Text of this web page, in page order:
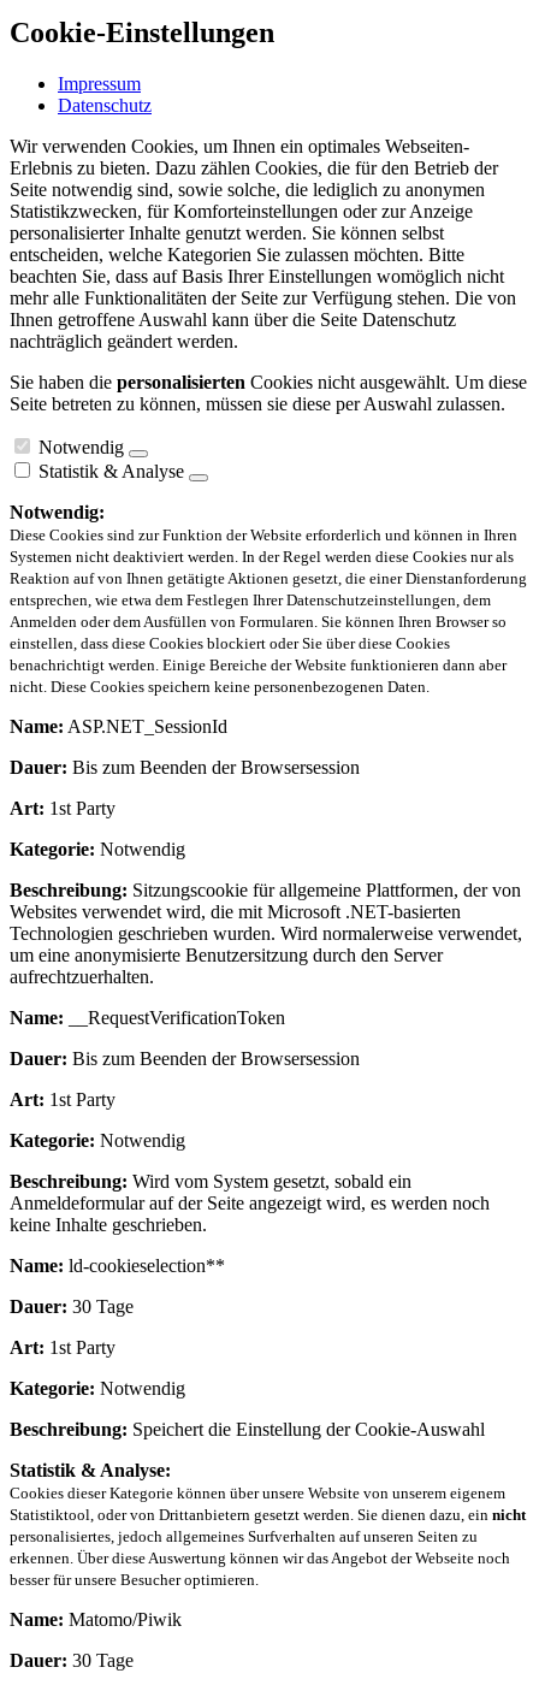
Cookie-Einstellungen
Impressum
Datenschutz
Wir verwenden Cookies, um Ihnen ein optimales Webseiten-
Erlebnis zu bieten. Dazu zählen Cookies, die für den Betrieb der
Seite notwendig sind, sowie solche, die lediglich zu anonymen
Statistikzwecken, für Komforteinstellungen oder zur Anzeige
personalisierter Inhalte genutzt werden. Sie können selbst
entscheiden, welche Kategorien Sie zulassen möchten. Bitte
beachten Sie, dass auf Basis Ihrer Einstellungen womöglich nicht
mehr alle Funktionalitäten der Seite zur Verfügung stehen. Die von
Ihnen getroffene Auswahl kann über die Seite Datenschutz
nachträglich geändert werden.
Sie haben die personalisierten Cookies nicht ausgewählt. Um diese
Seite betreten zu können, müssen sie diese per Auswahl zulassen.
Notwendig
Statistik & Analyse
Notwendig:
Diese Cookies sind zur Funktion der Website erforderlich und können in Ihren
Systemen nicht deaktiviert werden. In der Regel werden diese Cookies nur als
Reaktion auf von Ihnen getätigte Aktionen gesetzt, die einer Dienstanforderung
entsprechen, wie etwa dem Festlegen Ihrer Datenschutzeinstellungen, dem
Anmelden oder dem Ausfüllen von Formularen. Sie können Ihren Browser so
einstellen, dass diese Cookies blockiert oder Sie über diese Cookies
benachrichtigt werden. Einige Bereiche der Website funktionieren dann aber
nicht. Diese Cookies speichern keine personenbezogenen Daten.
Name: ASP.NET_SessionId
Dauer: Bis zum Beenden der Browsersession
Art: 1st Party
Kategorie: Notwendig
Beschreibung: Sitzungscookie für allgemeine Plattformen, der von
Websites verwendet wird, die mit Microsoft .NET-basierten
Technologien geschrieben wurden. Wird normalerweise verwendet,
um eine anonymisierte Benutzersitzung durch den Server
aufrechtzuerhalten.
Name: __RequestVerificationToken
Dauer: Bis zum Beenden der Browsersession
Art: 1st Party
Kategorie: Notwendig
Beschreibung: Wird vom System gesetzt, sobald ein
Anmeldeformular auf der Seite angezeigt wird, es werden noch
keine Inhalte geschrieben.
Name: ld-cookieselection**
Dauer: 30 Tage
Art: 1st Party
Kategorie: Notwendig
Beschreibung: Speichert die Einstellung der Cookie-Auswahl
Statistik & Analyse:
Cookies dieser Kategorie können über unsere Website von unserem eigenem
Statistiktool, oder von Drittanbietern gesetzt werden. Sie dienen dazu, ein nicht
personalisiertes, jedoch allgemeines Surfverhalten auf unseren Seiten zu
erkennen. Über diese Auswertung können wir das Angebot der Webseite noch
besser für unsere Besucher optimieren.
Name: Matomo/Piwik
Dauer: 30 Tage